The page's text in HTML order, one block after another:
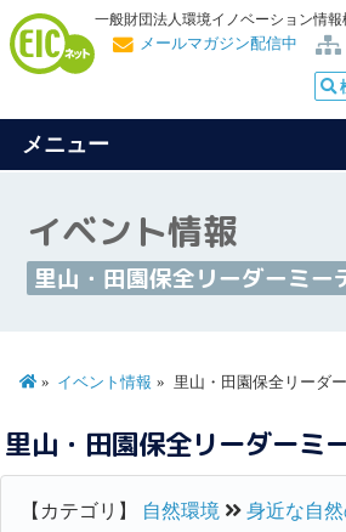
一般財団法人環境イノベーション情報
メールマガジン配信中
メニュー
イベント情報
里山・田園保全リーダーミー
イベント情報 里山・田園保全リーダ
里山・田園保全リーダーミ
【カテゴリ】 自然環境
身近な自